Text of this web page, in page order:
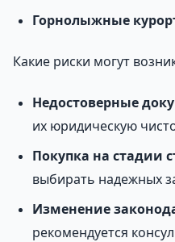
Горнолыжные
Какие риски могут
Недостоверные
их юридическую
Покупка на стадии
выбирать надежных
Изменение
рекомендуется